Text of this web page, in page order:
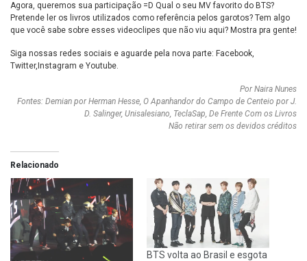
Agora, queremos sua participação =D Qual o seu MV favorito do BTS?
Pretende ler os livros utilizados como referência pelos garotos? Tem algo
que você sabe sobre esses videoclipes que não viu aqui? Mostra pra gente!
Siga nossas redes sociais e aguarde pela nova parte: Facebook,
Twitter, Instagram e Youtube.
Por Naira Nunes
Fontes: Demian por Herman Hesse, O Apanhandor do Campo de Centeio por J.
D. Salinger, Unisalesiano, TeclaSap, De Frente Com os Livros
Não retirar sem os devidos créditos
Relacionado
BTS volta ao Brasil e esgota